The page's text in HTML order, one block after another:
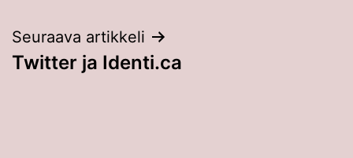
Seuraava artikkeli
Twitter ja Identi.ca